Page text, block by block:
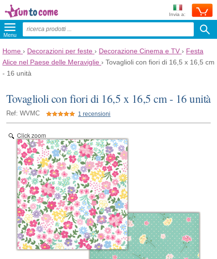
Invia a:
Menu
Home › Decorazioni per feste › Decorazione Cinema e TV › Festa
Alice nel Paese delle Meraviglie › Tovaglioli con fiori di 16,5 x 16,5 cm
- 16 unità
Tovaglioli con fiori di 16,5 x 16,5 cm - 16 unità
Ref: WVMC 1 recensioni
Click zoom